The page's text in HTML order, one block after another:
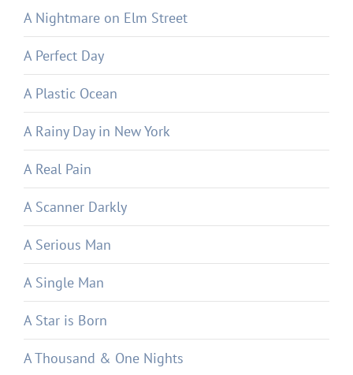
A Nightmare on Elm Street
A Perfect Day
A Plastic Ocean
A Rainy Day in New York
A Real Pain
A Scanner Darkly
A Serious Man
A Single Man
A Star is Born
A Thousand & One Nights